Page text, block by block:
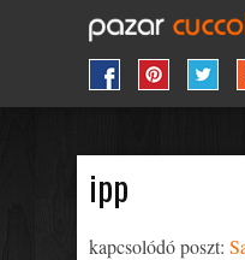
ipp
kapcsolódó poszt: